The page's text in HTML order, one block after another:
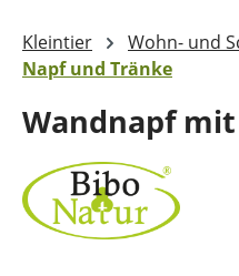
Kleintier
Wohn- und
Napf und Tränke
Wandnapf